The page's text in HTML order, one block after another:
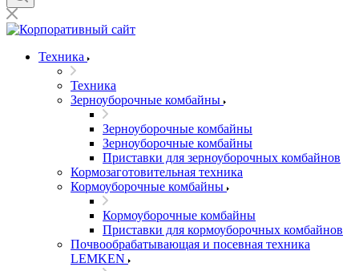
Техника
Техника
Зерноуборочные комбайны
Зерноуборочные комбайны
Зерноуборочные комбайны
Приставки для зерноуборочных комбайнов
Кормозаготовительная техника
Кормоуборочные комбайны
Кормоуборочные комбайны
Приставки для кормоуборочных комбайнов
Почвообрабатывающая и посевная техника
LEMKEN